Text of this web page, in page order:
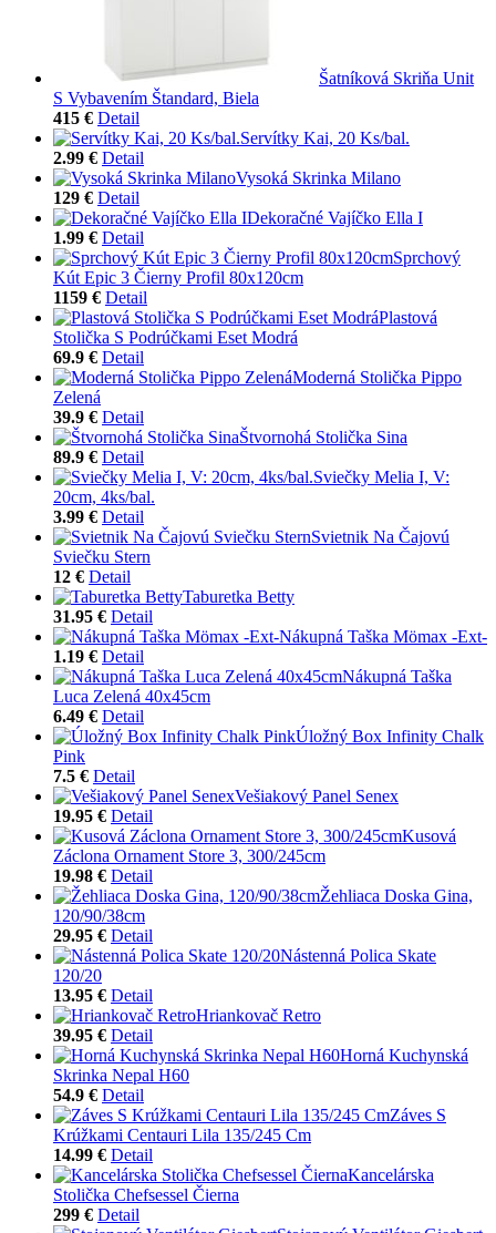
Šatníková Skriňa Unit
S Vybavením Štandard, Biela
415 € Detail
Servítky Kai, 20 Ks/bal.
2.99 € Detail
Vysoká Skrinka Milano
129 € Detail
Dekoračné Vajíčko Ella I
1.99 € Detail
Sprchový
Kút Epic 3 Čierny Profil 80x120cm
1159 € Detail
Plastová
Stolička S Podrúčkami Eset Modrá
69.9 € Detail
Moderná Stolička Pippo
Zelená
39.9 € Detail
Štvornohá Stolička Sina
89.9 € Detail
Sviečky Melia I, V:
20cm, 4ks/bal.
3.99 € Detail
Svietnik Na Čajovú
Sviečku Stern
12 € Detail
Taburetka Betty
31.95 € Detail
Nákupná Taška Mömax -Ext-
1.19 € Detail
Nákupná Taška
Luca Zelená 40x45cm
6.49 € Detail
Úložný Box Infinity Chalk
Pink
7.5 € Detail
Vešiakový Panel Senex
19.95 € Detail
Kusová
Záclona Ornament Store 3, 300/245cm
19.98 € Detail
Žehliaca Doska Gina,
120/90/38cm
29.95 € Detail
Nástenná Polica Skate
120/20
13.95 € Detail
Hriankovač Retro
39.95 € Detail
Horná Kuchynská
Skrinka Nepal H60
54.9 € Detail
Záves S
Krúžkami Centauri Lila 135/245 Cm
14.99 € Detail
Kancelárska
Stolička Chefsessel Čierna
299 € Detail